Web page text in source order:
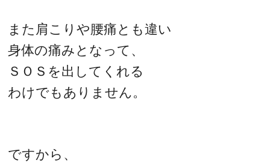
また肩こりや腰痛とも違い
身体の痛みとなって、
ＳＯＳを出してくれる
わけでもありません。
ですから、